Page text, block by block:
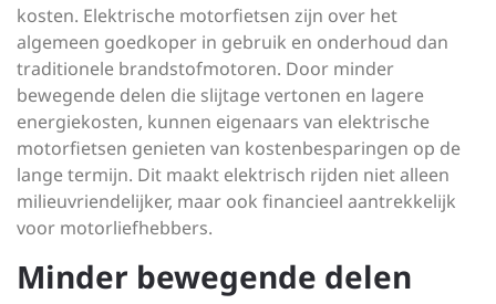
kosten. Elektrische motorfietsen zijn over het
algemeen goedkoper in gebruik en onderhoud dan
traditionele brandstofmotoren. Door minder
bewegende delen die slijtage vertonen en lagere
energiekosten, kunnen eigenaars van elektrische
motorfietsen genieten van kostenbesparingen op de
lange termijn. Dit maakt elektrisch rijden niet alleen
milieuvriendelijker, maar ook financieel aantrekkelijk
voor motorliefhebbers.
Minder bewegende delen